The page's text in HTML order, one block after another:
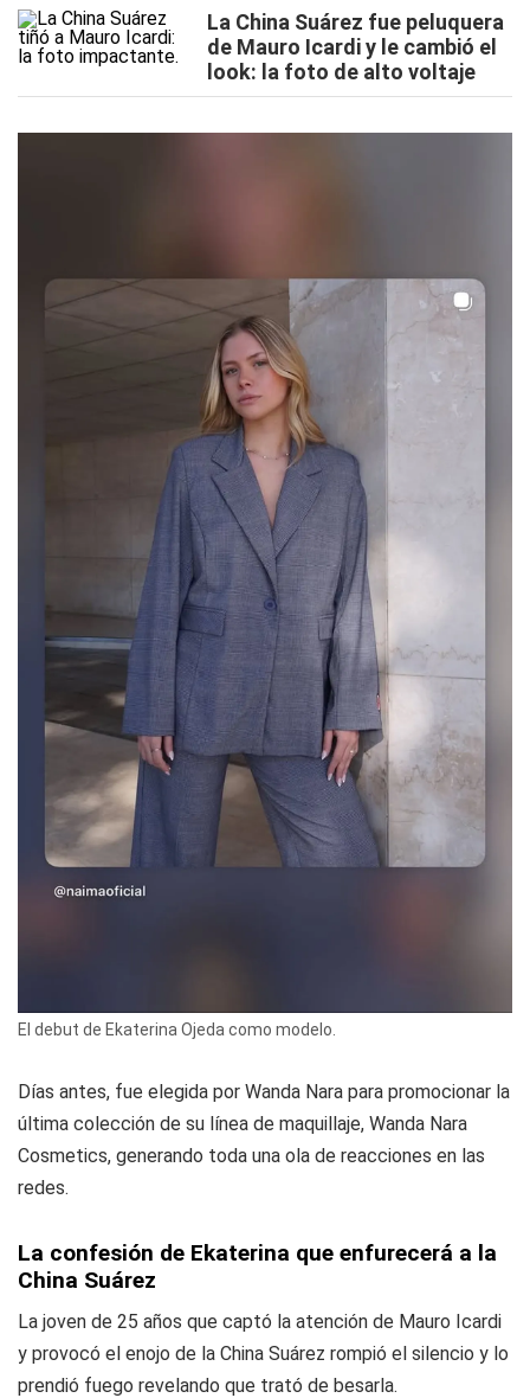
La China Suárez fue peluquera
de Mauro Icardi y le cambió el
look: la foto de alto voltaje
El debut de Ekaterina Ojeda como modelo.
Días antes, fue elegida por Wanda Nara para promocionar la
última colección de su línea de maquillaje, Wanda Nara
Cosmetics, generando toda una ola de reacciones en las
redes.
La confesión de Ekaterina que enfurecerá a la
China Suárez
La joven de 25 años que captó la atención de Mauro Icardi
y provocó el enojo de la China Suárez rompió el silencio y lo
prendió fuego revelando que trató de besarla.